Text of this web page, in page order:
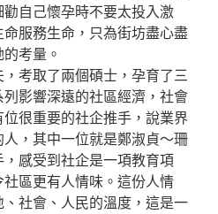
自己懷孕時不要太投入激
服務生命，只為街坊盡心盡
考量。
考取了兩個碩士，孕育了三
影響深遠的社區經濟，社會
很重要的社企推手，說業界
，其中一位就是鄭淑貞～珊
感受到社企是一項教育項
區更有人情味。這份人情
社會、人民的溫度，這是一